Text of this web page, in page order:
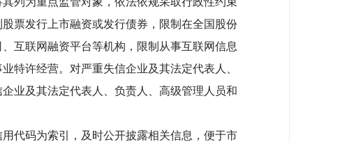
票发行上市融资或发行债券，限制在全国股份
互联网融资平台等机构，限制从事互联网信息
特许经营。对严重失信企业及其法定代表人、
业及其法定代表人、负责人、高级管理人员和
代码为索引，及时公开披露相关信息，便于市